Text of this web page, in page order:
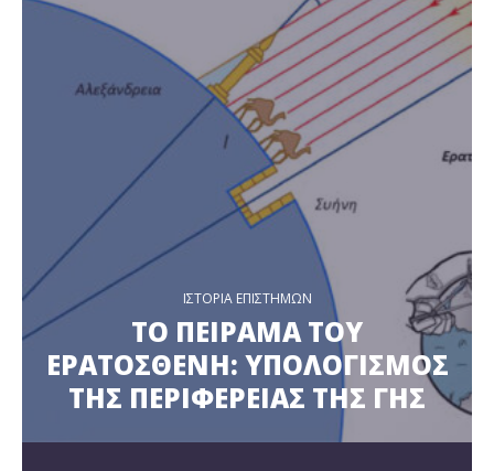
ΙΣΤΟΡΙΑ ΕΠΙΣΤΗΜΩΝ
ΤΟ ΠΕΙΡΑΜΑ ΤΟΥ
ΕΡΑΤΟΣΘΕΝΗ: ΥΠΟΛΟΓΙΣΜΟΣ
ΤΗΣ ΠΕΡΙΦΕΡΕΙΑΣ ΤΗΣ ΓΗΣ